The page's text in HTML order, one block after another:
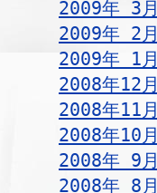
2009年 3月
2009年 2月
2009年 1月
2008年12月
2008年11月
2008年10月
2008年 9月
2008年 8月